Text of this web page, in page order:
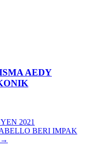
AEDY
2021
BERI IMPAK
→